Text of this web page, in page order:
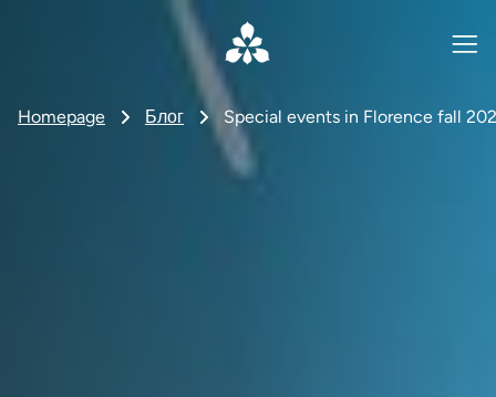
Homepage Блог Special events in Florence fall